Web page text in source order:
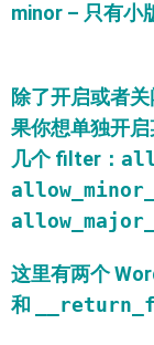
minor – 只有小
除了开启或者
果你想单独开
几个 filter：
这里有两个
和